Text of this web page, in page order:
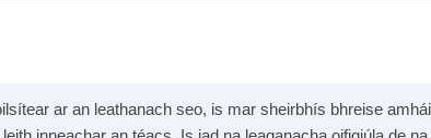
ar an leathanach seo, is mar sheirbhís bhreise